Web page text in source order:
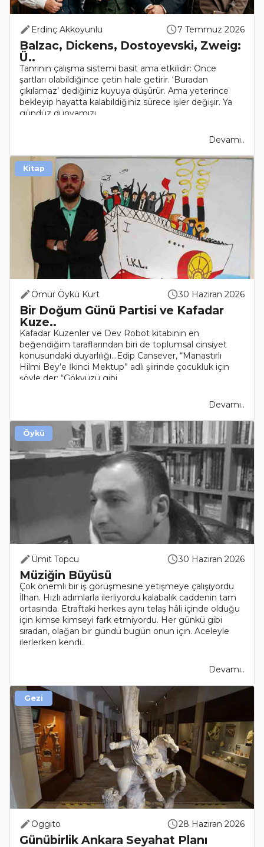
Erdinç Akkoyunlu 7 Temmuz 2026
Balzac, Dickens, Dostoyevski, Zweig:
Ü..
Tanrının çalışma sistemi basit ama etkilidir: Önce
şartları olabildiğince çetin hale getirir. ‘Buradan
çıkılamaz’ dediğiniz kuyuya düşürür. Ama yeterince
bekleyip hayatta kalabildiğiniz sürece işler değişir. Ya
gündüz dünyamızı..
Devamı..
Ömür Öykü Kurt 30 Haziran 2026
Bir Doğum Günü Partisi ve Kafadar
Kuze..
Kafadar Kuzenler ve Dev Robot kitabının en
beğendiğim taraflarından biri de toplumsal cinsiyet
konusundaki duyarlılığı...Edip Cansever, “Manastırlı
Hilmi Bey’e İkinci Mektup” adlı şiirinde çocukluk için
şöyle der: “Gökyüzü gibi..
Devamı..
Kitap
Ümit Topcu 30 Haziran 2026
Müziğin Büyüsü
Çok önemli bir iş görüşmesine yetişmeye çalışıyordu
İlhan. Hızlı adımlarla ilerliyordu kalabalık caddenin tam
ortasında. Etraftaki herkes aynı telaş hâli içinde olduğu
için kimse kimseyi fark etmiyordu. Her günkü gibi
sıradan, olağan bir gündü bugün onun için. Aceleyle
ilerlerken kendi..
Devamı..
Öykü
Oggito 28 Haziran 2026
Günübirlik Ankara Seyahat Planı
Gezi